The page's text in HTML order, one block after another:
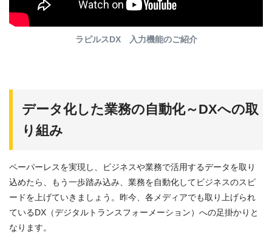
ラピルスDX 入力機能のご紹介
データ化した業務の自動化～DXへの取
り組み
ペーパーレスを実現し、ビジネスや業務で活用するデータを取り
込めたら、もう一歩踏み込み、業務を自動化してビジネスのスピ
ードを上げていきましょう。昨今、各メディアでも取り上げられ
ているDX（デジタルトランスフォーメーション）への足掛かりと
なります。